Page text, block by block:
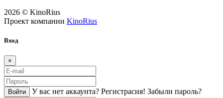
2026 © KinoRius
Проект компании KinoRius
Вход
×
Войти У вас нет аккаунта? Регистраcия! Забыли пароль?